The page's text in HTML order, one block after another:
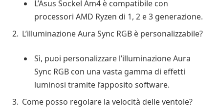
L’Asus Sockel Am4 è compatibile con
processori AMD Ryzen di 1, 2 e 3 generazione.
L’illuminazione Aura Sync RGB è personalizzabile?
Sì, puoi personalizzare l’illuminazione Aura
Sync RGB con una vasta gamma di effetti
luminosi tramite l’apposito software.
Come posso regolare la velocità delle ventole?